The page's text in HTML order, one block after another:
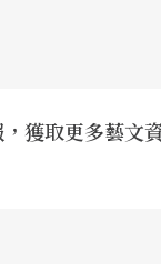
獲取更多藝文